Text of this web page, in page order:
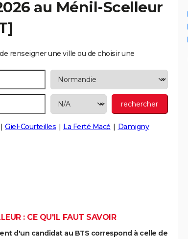
au Ménil-Scelleur
renseigner une ville ou de choisir une
Giel-Courteilles La Ferté Macé Damigny
: CE QU'IL FAUT SAVOIR
d'un candidat au BTS correspond à celle de